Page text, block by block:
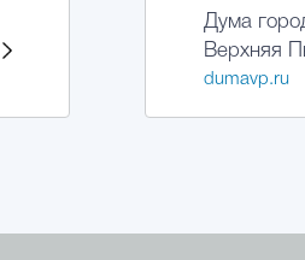
Дума
Верхняя
dumavp.ru